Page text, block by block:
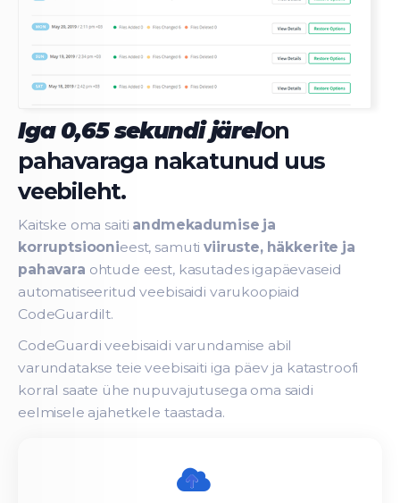
Iga 0,65 sekundi järelon
pahavaraga nakatunud uus
veebileht.
Kaitske oma saiti andmekadumise ja
korruptsioonieest, samutiviiruste, häkkerite ja
pahavara ohtude eest, kasutades igapäevaseid
automatiseeritud veebisaidi varukoopiaid
CodeGuardilt.
CodeGuardi veebisaidi varundamise abil
varundatakse teie veebisaiti iga päev ja katastroofi
korral saate ühe nupuvajutusega oma saidi
eelmisele ajahetkele taastada.